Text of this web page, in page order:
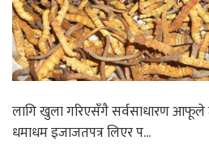
लागि खुला गरिएसँगै सर्वसाधारण आफूले
धमाधम इजाजतपत्र लिएर प...